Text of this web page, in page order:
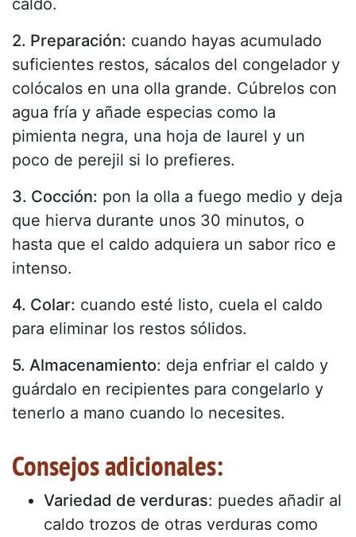
caldo.
2. Preparación: cuando hayas acumulado
suficientes restos, sácalos del congelador y
colócalos en una olla grande. Cúbrelos con
agua fría y añade especias como la
pimienta negra, una hoja de laurel y un
poco de perejil si lo prefieres.
3. Cocción: pon la olla a fuego medio y deja
que hierva durante unos 30 minutos, o
hasta que el caldo adquiera un sabor rico e
intenso.
4. Colar: cuando esté listo, cuela el caldo
para eliminar los restos sólidos.
5. Almacenamiento: deja enfriar el caldo y
guárdalo en recipientes para congelarlo y
tenerlo a mano cuando lo necesites.
Consejos adicionales:
Variedad de verduras: puedes añadir al
caldo trozos de otras verduras como